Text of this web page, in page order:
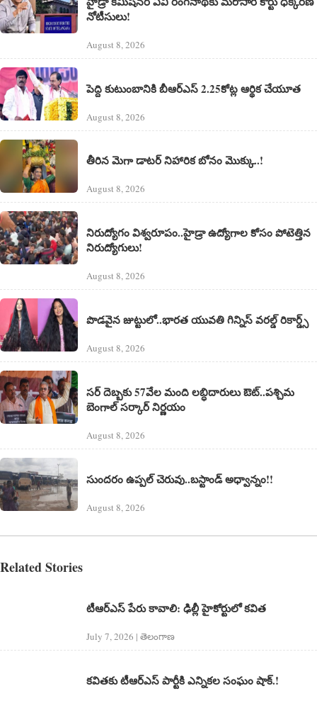
నోటీసులు!
August 8, 2026
పెద్ది కుటుంబానికి బీఆర్ఎస్ 2.25కోట్ల ఆర్థిక చేయూత
August 8, 2026
తీరిన మెగా డాటర్ నిహారిక బోనం మొక్కు..!
August 8, 2026
నిరుద్యోగం విశ్వరూపం..హైడ్రా ఉద్యోగాల కోసం పోటెత్తిన
నిరుద్యోగులు!
August 8, 2026
పొడవైన జుట్టులో..భారత యువతి గిన్నిస్ వరల్డ్ రికార్డ్స్
August 8, 2026
సర్ దెబ్బకు 57వేల మంది లబ్ధిదారులు ఔట్..పశ్చిమ
బెంగాల్ సర్కార్ నిర్ణయం
August 8, 2026
సుందరం ఉప్పల్ చెరువు..బస్టాండ్ అధ్వాన్నం!!
August 8, 2026
Related Stories
టీఆర్ఎస్ పేరు కావాలి: ఢిల్లీ హైకోర్టులో కవిత
July 7, 2026 | తెలంగాణ‌
కవితకు టీఆర్ఎస్ పార్టీకి ఎన్నికల సంఘం షాక్.!